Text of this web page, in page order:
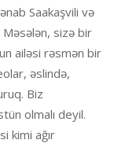
Saakaşvili və
Məsələn, sizə bir
ailəsi rəsmən bir
əslində,
Biz
olmalı deyil.
kimi ağır